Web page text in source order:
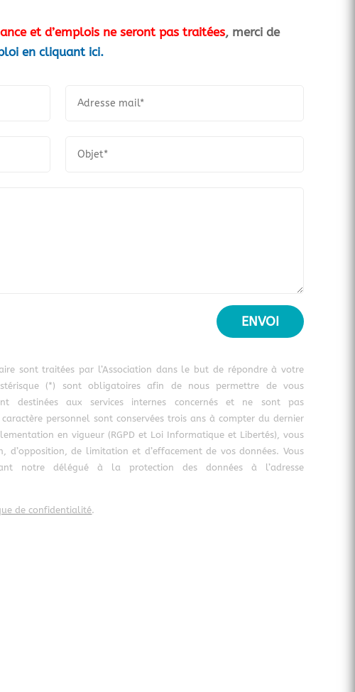
et d’emplois ne seront pas traitées, merci de
en cliquant ici.
ENVOI
sont traitées par l’Association dans le but de répondre à votre
(*) sont obligatoires afin de nous permettre de vous
destinées aux services internes concernés et ne sont pas
personnel sont conservées trois ans à compter du dernier
en vigueur (RGPD et Loi Informatique et Libertés), vous
d’opposition, de limitation et d’effacement de vos données. Vous
notre délégué à la protection des données à l’adresse
de confidentialité.